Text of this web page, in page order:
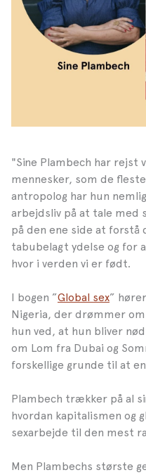
"Sine Plambech har
mennesker, som de
antropolog har hun
arbejdsliv på at tale med
på den ene side at forstå
tabubelagt ydelse og for
hvor i verden vi er født.
I bogen ”Global sex”
Nigeria, der drømmer
hun ved, at hun bliver
om Lom fra Dubai og
forskellige grunde til at
Plambech trækker på al
hvordan kapitalismen og
sexarbejde til den mest
Men Plambechs største